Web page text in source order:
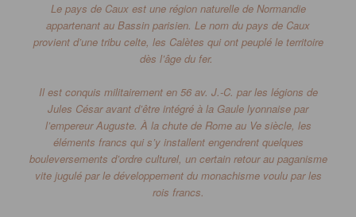
Le pays de Caux est une région naturelle de Normandie
appartenant au Bassin parisien. Le nom du pays de Caux
provient d’une tribu celte, les Calètes qui ont peuplé le territoire
dès l’âge du fer.
Il est conquis militairement en 56 av. J.-C. par les légions de
Jules César avant d’être intégré à la Gaule lyonnaise par
l’empereur Auguste. À la chute de Rome au Vesiècle, les
éléments francs qui s’y installent engendrent quelques
bouleversements d’ordre culturel, un certain retour au paganisme
vite jugulé par le développement du monachisme voulu par les
rois francs.